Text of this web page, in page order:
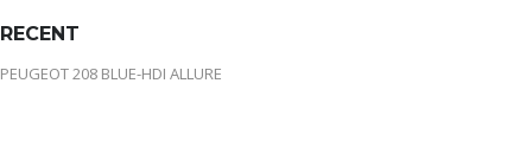
RECENT
PEUGEOT 208 BLUE-HDI ALLURE